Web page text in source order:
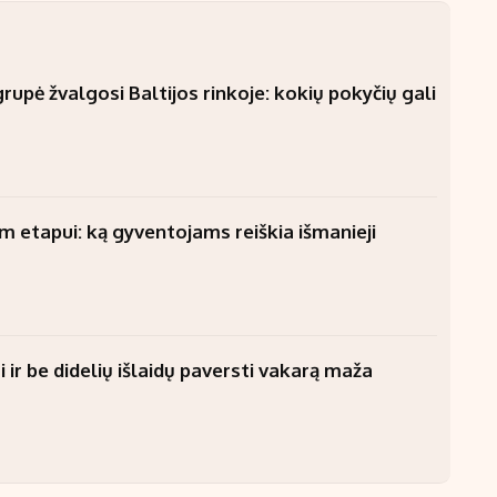
žvalgosi Baltijos rinkoje: kokių pokyčių gali
etapui: ką gyventojams reiškia išmanieji
be didelių išlaidų paversti vakarą maža